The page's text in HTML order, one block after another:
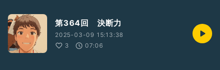
第364回 決断力
2025-03-09 15:13:38
3
07:06